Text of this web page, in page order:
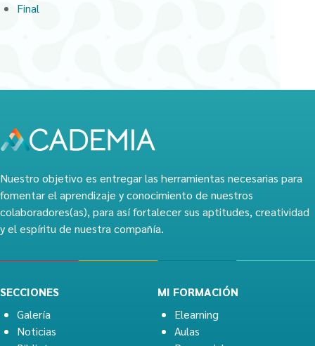
Final
Nuestro objetivo es entregar las herramientas necesarias para
fomentar el aprendizaje y conocimiento de nuestros
colaboradores(as), para así fortalecer sus aptitudes, creatividad
y el espíritu de nuestra compañía.
SECCIONES
Galería
Noticias
MI FORMACIÓN
Elearning
Aulas